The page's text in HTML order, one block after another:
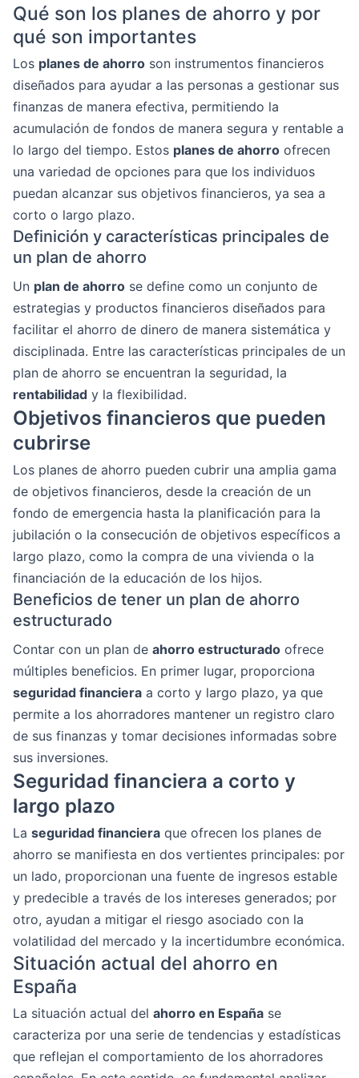
Qué son los planes de ahorro y por
qué son importantes
Los planes de ahorro son instrumentos financieros
diseñados para ayudar a las personas a gestionar sus
finanzas de manera efectiva, permitiendo la
acumulación de fondos de manera segura y rentable a
lo largo del tiempo. Estos planes de ahorro ofrecen
una variedad de opciones para que los individuos
puedan alcanzar sus objetivos financieros, ya sea a
corto o largo plazo.
Definición y características principales de
un plan de ahorro
Un plan de ahorro se define como un conjunto de
estrategias y productos financieros diseñados para
facilitar el ahorro de dinero de manera sistemática y
disciplinada. Entre las características principales de un
plan de ahorro se encuentran la seguridad, la
rentabilidad y la flexibilidad.
Objetivos financieros que pueden
cubrirse
Los planes de ahorro pueden cubrir una amplia gama
de objetivos financieros, desde la creación de un
fondo de emergencia hasta la planificación para la
jubilación o la consecución de objetivos específicos a
largo plazo, como la compra de una vivienda o la
financiación de la educación de los hijos.
Beneficios de tener un plan de ahorro
estructurado
Contar con un plan de ahorro estructurado ofrece
múltiples beneficios. En primer lugar, proporciona
seguridad financiera a corto y largo plazo, ya que
permite a los ahorradores mantener un registro claro
de sus finanzas y tomar decisiones informadas sobre
sus inversiones.
Seguridad financiera a corto y
largo plazo
La seguridad financiera que ofrecen los planes de
ahorro se manifiesta en dos vertientes principales: por
un lado, proporcionan una fuente de ingresos estable
y predecible a través de los intereses generados; por
otro, ayudan a mitigar el riesgo asociado con la
volatilidad del mercado y la incertidumbre económica.
Situación actual del ahorro en
España
La situación actual del ahorro en España se
caracteriza por una serie de tendencias y estadísticas
que reflejan el comportamiento de los ahorradores